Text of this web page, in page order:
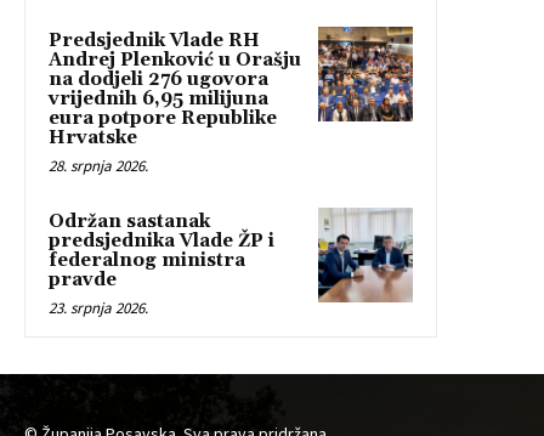
Predsjednik Vlade RH
Andrej Plenković u Orašju
na dodjeli 276 ugovora
vrijednih 6,95 milijuna
eura potpore Republike
Hrvatske
28. srpnja 2026.
Održan sastanak
predsjednika Vlade ŽP i
federalnog ministra
pravde
23. srpnja 2026.